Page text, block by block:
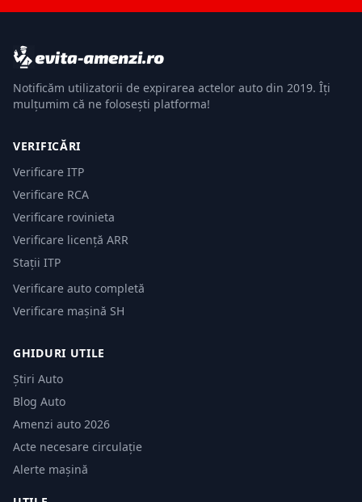
Notificăm utilizatorii de expirarea actelor auto din 2019. Îți
mulțumim că ne folosești platforma!
VERIFICĂRI
Verificare ITP
Verificare RCA
Verificare rovinieta
Verificare licență ARR
Stații ITP
Verificare auto completă
Verificare mașină SH
GHIDURI UTILE
Știri Auto
Blog Auto
Amenzi auto 2026
Acte necesare circulație
Alerte mașină